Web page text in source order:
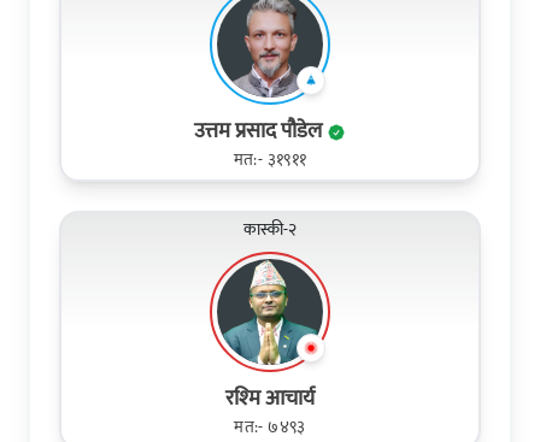
उत्तम प्रसाद पौडेल
मत:- ३१९११
कास्की-२
रश्‍मि आचार्य
मत:- ७४९३